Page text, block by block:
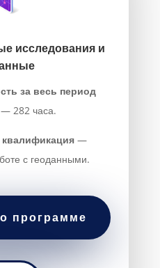
исследования и
за весь период
— 282 часа.
—
с геоданными.
программе